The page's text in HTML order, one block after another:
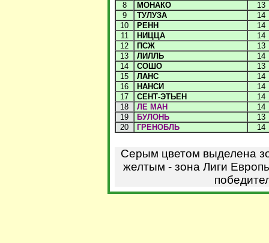
8
МОНАКО
13
9
ТУЛУЗА
14
10
РЕНН
14
11
НИЦЦА
14
12
ПСЖ
13
13
ЛИЛЛЬ
14
14
СОШО
13
15
ЛАНС
14
16
НАНСИ
14
17
СЕНТ-ЭТЬЕН
14
18
ЛЕ МАН
14
19
БУЛОНЬ
13
20
ГРЕНОБЛЬ 14
Серым цветом выделена
желтым - зона Лиги